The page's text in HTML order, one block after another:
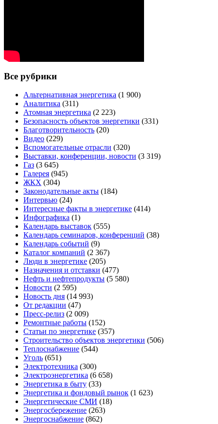
Все рубрики
Альтернативная энергетика (1 900)
Аналитика (311)
Атомная энергетика (2 223)
Безопасность объектов энергетики (331)
Благотворительность (20)
Видео (229)
Вспомогательные отрасли (320)
Выставки, конференции, новости (3 319)
Газ (3 645)
Галерея (945)
ЖКХ (304)
Законодательные акты (184)
Интервью (24)
Интересные факты в энергетике (414)
Инфографика (1)
Календарь выставок (555)
Календарь семинаров, конференций (38)
Календарь событий (9)
Каталог компаний (2 367)
Люди в энергетике (205)
Назначения и отставки (477)
Нефть и нефтепродукты (5 580)
Новости (2 595)
Новость дня (14 993)
От редакции (47)
Пресс-релиз (2 009)
Ремонтные работы (152)
Статьи по энергетике (357)
Строительство объектов энергетики (506)
Теплоснабжение (544)
Уголь (651)
Электротехника (300)
Электроэнергетика (6 658)
Энергетика в быту (33)
Энергетика и фондовый рынок (1 623)
Энергетические СМИ (18)
Энергосбережение (263)
Энергоснабжение (862)